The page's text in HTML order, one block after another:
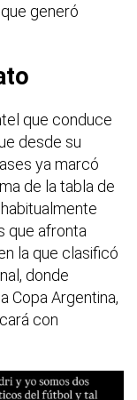
generó
que conduce
desde su
ya marcó
de la tabla de
que afronta
la que clasificó
donde
Copa Argentina,
con